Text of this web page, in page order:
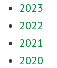
2023
2022
2021
2020